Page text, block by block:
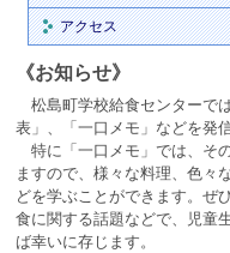
アクセス
《お知らせ》
松島町学校給食センターで
表」、「一口メモ」などを発
特に「一口メモ」では、そ
ますので、様々な料理、色々
どを学ぶことができます。ぜ
食に関する話題などで、児童
ば幸いに存じます。